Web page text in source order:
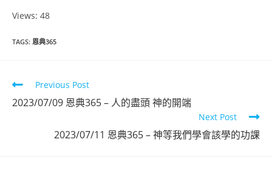
Views: 48
TAGS: 恩典365
Previous Post
2023/07/09 恩典365 – 人的盡頭 神的開端
Next Post
2023/07/11 恩典365 – 神等我們學會該學的功課